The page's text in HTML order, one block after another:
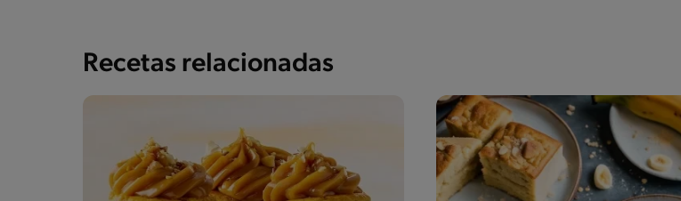
Recetas relacionadas